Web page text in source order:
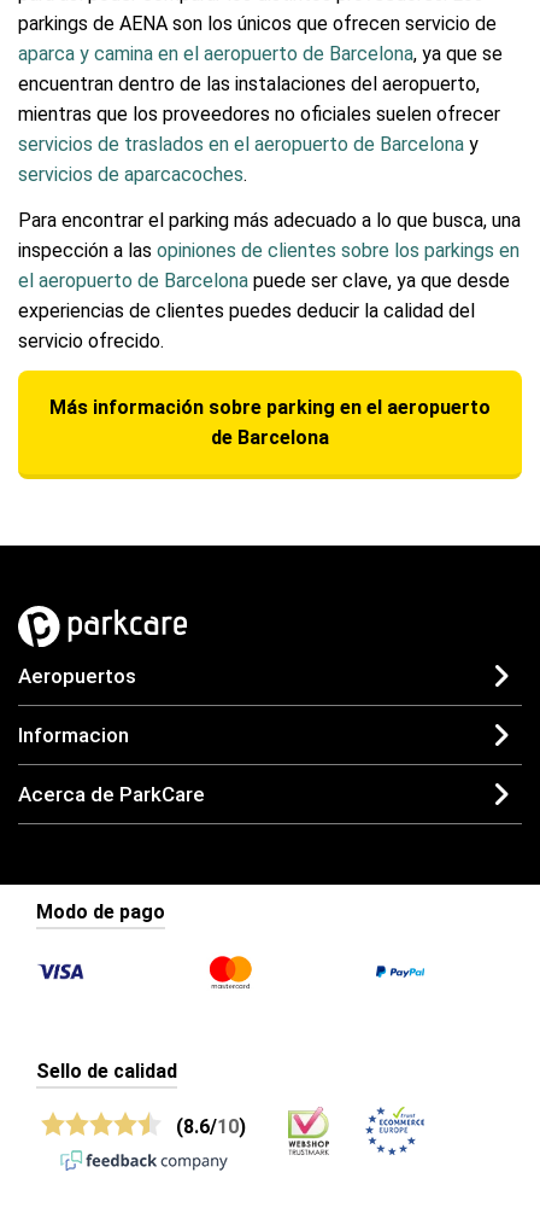
parkings de AENA son los únicos que ofrecen servicio de
aparca y camina en el aeropuerto de Barcelona, ya que se
encuentran dentro de las instalaciones del aeropuerto,
mientras que los proveedores no oficiales suelen ofrecer
servicios de traslados en el aeropuerto de Barcelona y
servicios de aparcacoches.
Para encontrar el parking más adecuado a lo que busca, una
inspección a las opiniones de clientes sobre los parkings en
el aeropuerto de Barcelona puede ser clave, ya que desde
experiencias de clientes puedes deducir la calidad del
servicio ofrecido.
Más información sobre parking en el aeropuerto
de Barcelona
Aeropuertos
Informacion
Acerca de ParkCare
Modo de pago
Sello de calidad
(8.6/10)